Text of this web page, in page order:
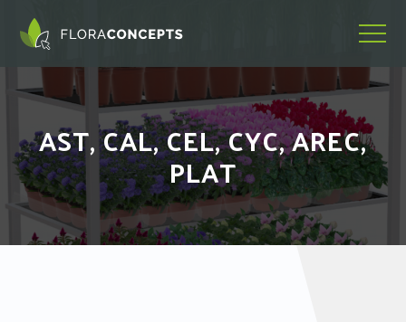
AST, CAL, CEL, CYC, AREC,
PLAT